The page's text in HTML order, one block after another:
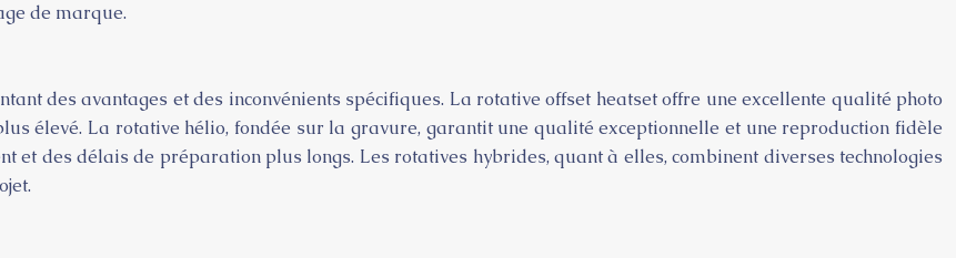
de marque.
des avantages et des inconvénients spécifiques. La rotative offset heatset offre une excellente qualité photo
élevé. La rotative hélio, fondée sur la gravure, garantit une qualité exceptionnelle et une reproduction fidèle
et des délais de préparation plus longs. Les rotatives hybrides, quant à elles, combinent diverses technologies